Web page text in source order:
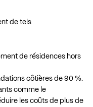
de tels
de résidences hors
côtières de 90 %.
comme le
les coûts de plus de